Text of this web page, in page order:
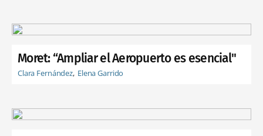
Moret: “Ampliar el Aeropuerto es esencial"
Clara Fernández Elena Garrido